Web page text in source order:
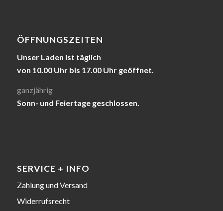
ÖFFNUNGSZEITEN
Unser Laden ist täglich
von 10.00 Uhr bis 17.00 Uhr geöffnet.
ganzjährig
Sonn- und Feiertage geschlossen.
SERVICE + INFO
Zahlung und Versand
Widerrufsrecht